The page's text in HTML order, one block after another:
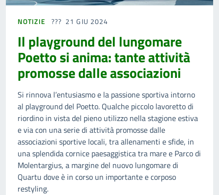
NOTIZIE 21 GIU 2024
Il playground del lungomare
Poetto si anima: tante attività
promosse dalle associazioni
Si rinnova l’entusiasmo e la passione sportiva intorno
al playground del Poetto. Qualche piccolo lavoretto di
riordino in vista del pieno utilizzo nella stagione estiva
e via con una serie di attività promosse dalle
associazioni sportive locali, tra allenamenti e sfide, in
una splendida cornice paesaggistica tra mare e Parco di
Molentargius, a margine del nuovo lungomare di
Quartu dove è in corso un importante e corposo
restyling.